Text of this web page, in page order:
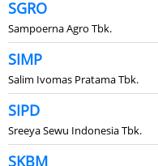
SGRO
Sampoerna Agro Tbk.
SIMP
Salim Ivomas Pratama Tbk.
SIPD
Sreeya Sewu Indonesia Tbk.
SKBM